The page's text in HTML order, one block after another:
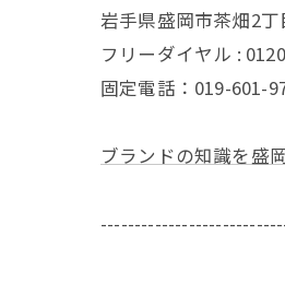
岩手県盛岡市茶畑2丁
フリーダイヤル :
固定電話：019-601-
ブランドの知識を盛